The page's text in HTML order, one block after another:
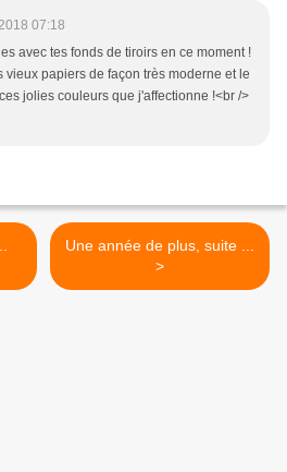
07:18
avec tes fonds de tiroirs en ce moment !
vieux papiers de façon très moderne et le
jolies couleurs que j'affectionne !<br />
Une année de plus, suite ...
>